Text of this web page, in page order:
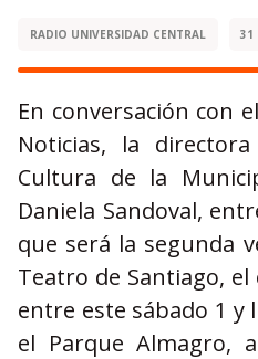
RADIO UNIVERSIDAD CENTRAL 31
En conversación con
Noticias, la
Cultura de la
Daniela Sandoval,
que será la segunda
Teatro de Santiago, el
entre este sábado 1 y
el Parque Almagro,